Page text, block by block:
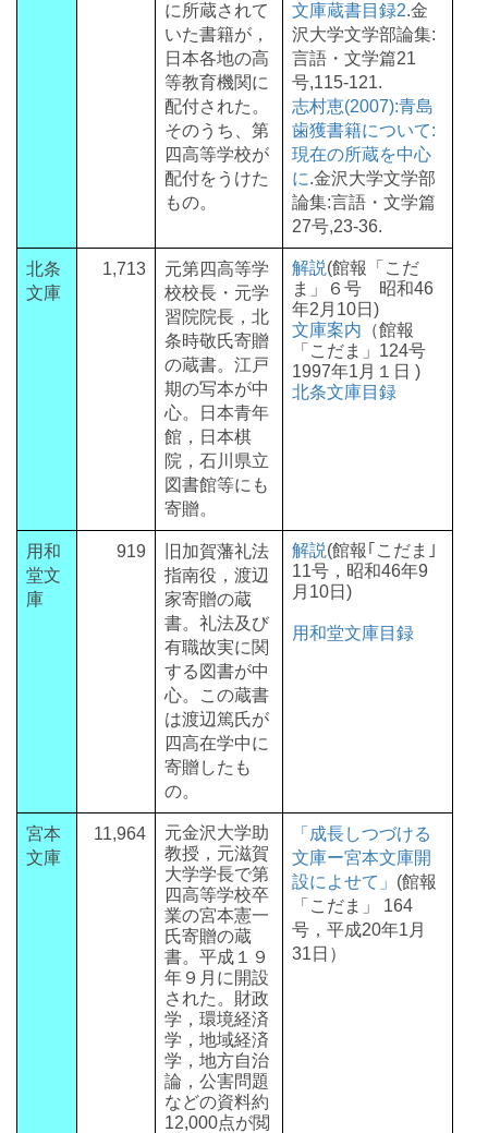
に所蔵されて
いた書籍が，
日本各地の高
等教育機関に
配付された。
そのうち、第
四高等学校が
配付をうけた
もの。
文庫蔵書目録2.金
沢大学文学部論集:
言語・文学篇21
号,115-121.
志村恵(2007):青島
歯獲書籍について:
現在の所蔵を中心
に.金沢大学文学部
論集:言語・文学篇
27号,23-36.
北条
文庫
1,713
元第四高等学
校校長・元学
習院院長，北
条時敬氏寄贈
の蔵書。江戸
期の写本が中
心。日本青年
館，日本棋
院，石川県立
図書館等にも
寄贈。
解説(館報「こだ
ま」６号 昭和46
年2月10日)
文庫案内 （館報
「こだま」124号
1997年1月１日 )
北条文庫目録
用和
堂文
庫
919
旧加賀藩礼法
指南役，渡辺
家寄贈の蔵
書。礼法及び
有職故実に関
する図書が中
心。この蔵書
は渡辺篤氏が
四高在学中に
寄贈したも
の。
解説(館報｢こだま｣
11号，昭和46年9
月10日)
用和堂文庫目録
宮本
文庫
11,964
元金沢大学助
教授，元滋賀
大学学長で第
四高等学校卒
業の宮本憲一
氏寄贈の蔵
書。平成１９
年９月に開設
された。財政
学，環境経済
学，地域経済
学，地方自治
論，公害問題
などの資料約
12,000点が閲
「成長しつづける
文庫ー宮本文庫開
設によせて」 (館報
「こだま」 164
号，平成20年1月
31日）